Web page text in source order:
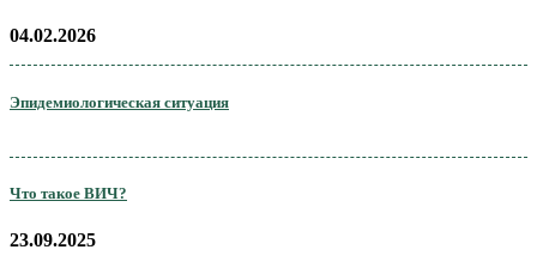
04.02.2026
Эпидемиологическая ситуация
Что такое ВИЧ?
23.09.2025